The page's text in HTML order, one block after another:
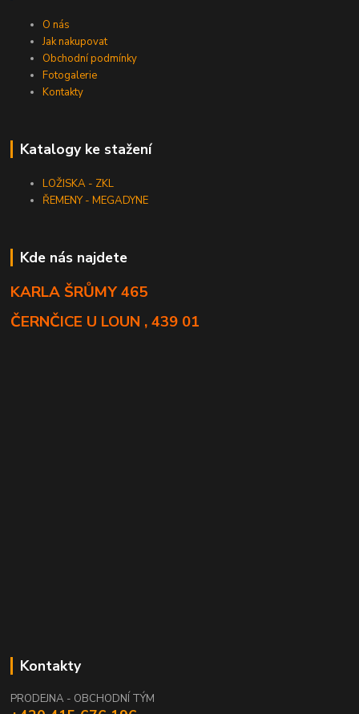
O nás
Jak nakupovat
Obchodní podmínky
Fotogalerie
Kontakty
Katalogy ke stažení
LOŽISKA - ZKL
ŘEMENY - MEGADYNE
Kde nás najdete
KARLA ŠRŮMY 465
ČERNČICE U LOUN , 439 01
Kontakty
PRODEJNA - OBCHODNÍ TÝM